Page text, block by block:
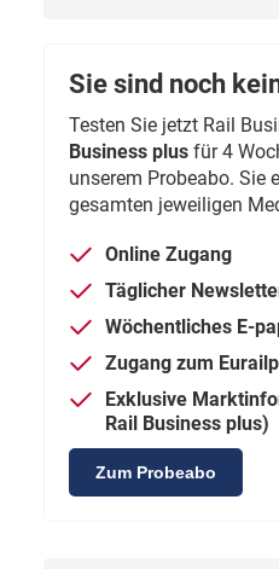
Sie sind noch
Testen Sie jetzt Rail
Business plus für 4
unserem Probeabo. Sie
gesamten jeweiligen
Online Zugang
Täglicher
Wöchentliches E-
Zugang zum
Exklusive
Rail Business plus)
Zum Probeabo